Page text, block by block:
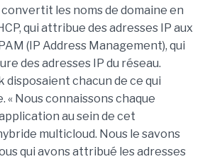
convertit les noms de domaine en
qui attribue des adresses IP aux
(IP Address Management), qui
des adresses IP du réseau.
disposaient chacun de ce qui
« Nous connaissons chaque
au sein de cet
multicloud. Nous le savons
qui avons attribué les adresses